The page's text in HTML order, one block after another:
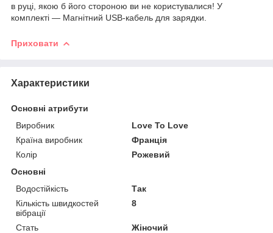
в руці, якою б його стороною ви не користувалися! У
комплекті — Магнітний USB-кабель для зарядки.
Приховати
Характеристики
Основні атрибути
Виробник
Love To Love
Країна виробник
Франція
Колір
Рожевий
Основні
Водостійкість
Так
Кількість швидкостей
вібрації
8
Стать
Жіночий